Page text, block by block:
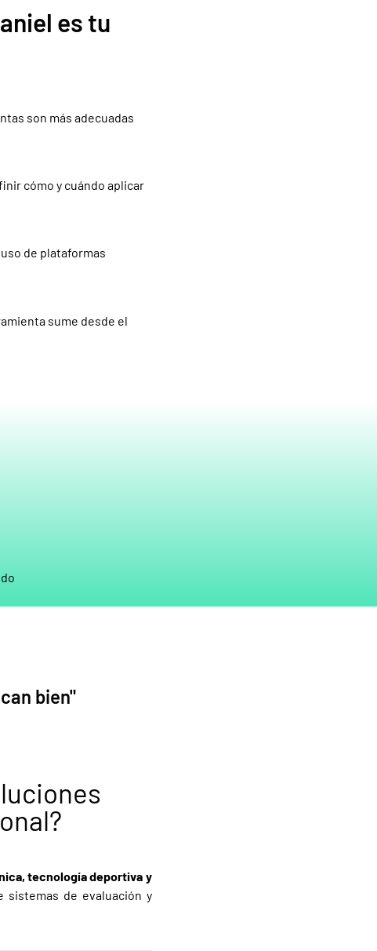
es tu
son más adecuadas
cómo y cuándo aplicar
de plataformas
sume desde el
bien"
tecnología deportiva y
sistemas de evaluación y